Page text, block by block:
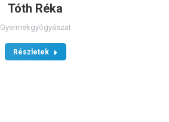
Tóth Réka
Gyermekgyógyászat
Részletek